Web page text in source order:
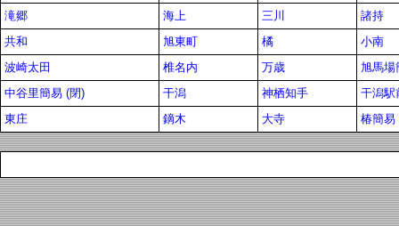
滝郷
海上 三川
諸持
共和
旭東町 橘
小南
波崎太田
椎名内 万歳
旭馬場
中谷里簡易 (閉)
干潟 神栖知手
干潟駅
東庄
鏑木 大寺 椿簡易